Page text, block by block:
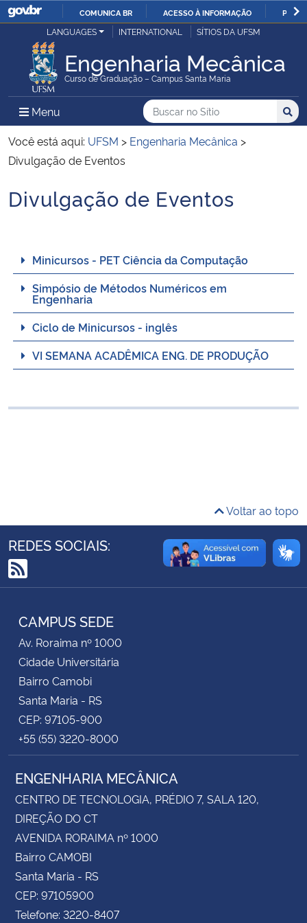
IR
O
COMUNICA BR ACESSO À INFORMAÇÃO
Ministério da Justiça e Segurança Pública
Ministério da Defesa
Ministério das Relações Exteriores
Ministério da Infraestrutura
Ministério da Educação
Ministério da Saúde
Controladoria-Geral da União
Secretaria-Geral
Secretaria de Governo
Gabinete de Segurança Institucional
Advocacia-Geral da União
LANGUAGES INTERNATIONAL SÍTIOS DA UFSM
Engenharia Mecânica
Curso de Graduação – Campus Santa Maria
Menu Menu Principal do Sítio
Busca
Buscar no no Sítio
Busca:
Você está aqui: UFSM > Engenharia Mecânica >
Divulgação de Eventos
Início do conteúdo
Divulgação de Eventos
Minicursos - PET Ciência da Computação
Simpósio de Métodos Numéricos em
Engenharia
Ciclo de Minicursos - inglês
VI SEMANA ACADÊMICA ENG. DE PRODUÇÃO
Voltar ao topo
REDES SOCIAIS:
RSS
CAMPUS SEDE
Av. Roraima nº 1000
Cidade Universitária
Bairro Camobi
Santa Maria - RS
CEP: 97105-900
+55 (55) 3220-8000
ENGENHARIA MECÂNICA
CENTRO DE TECNOLOGIA, PRÉDIO 7, SALA 120,
DIREÇÃO DO CT
AVENIDA RORAIMA nº 1000
Bairro CAMOBI
Santa Maria - RS
CEP: 97105900
Telefone: 3220-8407